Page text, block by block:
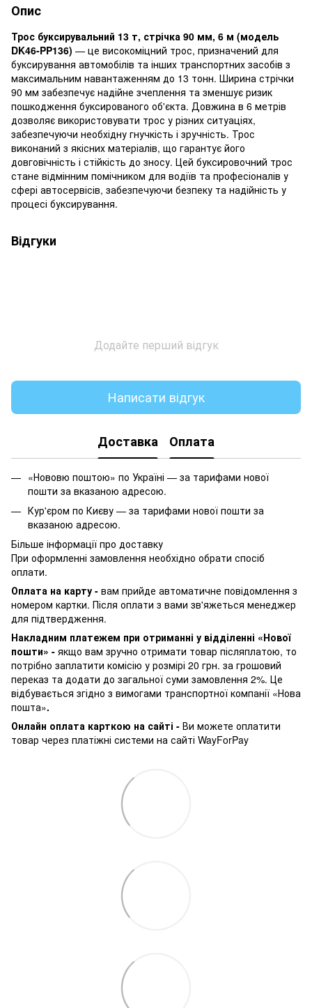
Опис
Трос буксирувальний 13 т, стрічка 90 мм, 6 м (модель
DK46-PP136) — це високоміцний трос, призначений для
буксирування автомобілів та інших транспортних засобів з
максимальним навантаженням до 13 тонн. Ширина стрічки
90 мм забезпечує надійне зчеплення та зменшує ризик
пошкодження буксированого об'єкта. Довжина в 6 метрів
дозволяє використовувати трос у різних ситуаціях,
забезпечуючи необхідну гнучкість і зручність. Трос
виконаний з якісних матеріалів, що гарантує його
довговічність і стійкість до зносу. Цей буксировочний трос
стане відмінним помічником для водіїв та професіоналів у
сфері автосервісів, забезпечуючи безпеку та надійність у
процесі буксирування.
Відгуки
Додайте перший відгук
Написати відгук
Доставка Оплата
«Нововю поштою» по Україні — за тарифами нової
пошти за вказаною адресою.
Кур'єром по Києву — за тарифами нової пошти за
вказаною адресою.
Більше інформації про доставку
При оформленні замовлення необхідно обрати спосіб
оплати.
Оплата на карту - вам прийде автоматичне повідомлення з
номером картки. Після оплати з вами зв'яжеться менеджер
для підтвердження.
Накладним платежем при отриманні у відділенні «Нової
пошти» - якщо вам зручно отримати товар післяплатою, то
потрібно заплатити комісію у розмірі 20 грн. за грошовий
переказ та додати до загальної суми замовлення 2%. Це
відбувається згідно з вимогами транспортної компанії «Нова
пошта».
Онлайн оплата карткою на сайті - Ви можете оплатити
товар через платіжні системи на сайті WayForPay